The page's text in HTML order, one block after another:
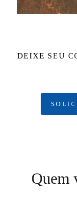
DEIXE SEU
Quem